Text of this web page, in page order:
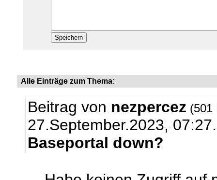
Alle Einträge zum Thema:
Beitrag von nezpercez (501
27.September.2023, 07:27.
Baseportal down?